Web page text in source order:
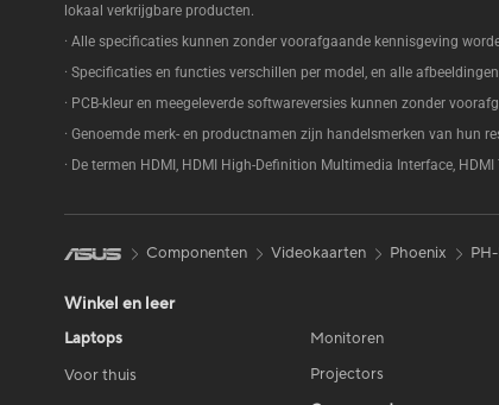
lokaal verkrijgbare producten.
· Alle specificaties kunnen zonder voorafgaande kennisgeving
· Specificaties en functies verschillen per model, en alle
· PCB-kleur en meegeleverde softwareversies kunnen zonder
· Genoemde merk- en productnamen zijn handelsmerken van hun
· De termen HDMI, HDMI High-Definition Multimedia Interface,
Componenten Videokaarten Phoenix
Winkel en leer
Laptops
Voor thuis
Monitoren
Projectors